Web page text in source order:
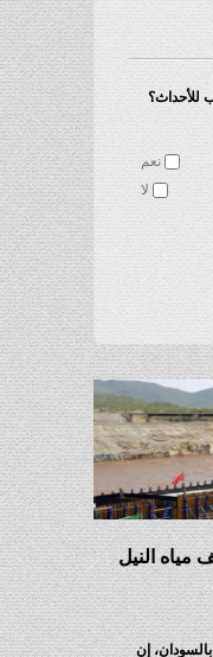
للأحداث؟
نعم
لا
النيل
إن